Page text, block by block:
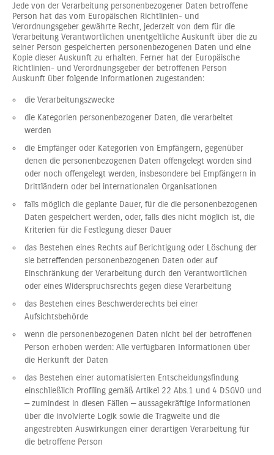
Jede von der Verarbeitung personenbezogener Daten betroffene
Person hat das vom Europäischen Richtlinien- und
Verordnungsgeber gewährte Recht, jederzeit von dem für die
Verarbeitung Verantwortlichen unentgeltliche Auskunft über die zu
seiner Person gespeicherten personenbezogenen Daten und eine
Kopie dieser Auskunft zu erhalten. Ferner hat der Europäische
Richtlinien- und Verordnungsgeber der betroffenen Person
Auskunft über folgende Informationen zugestanden:
die Verarbeitungszwecke
die Kategorien personenbezogener Daten, die verarbeitet
werden
die Empfänger oder Kategorien von Empfängern, gegenüber
denen die personenbezogenen Daten offengelegt worden sind
oder noch offengelegt werden, insbesondere bei Empfängern in
Drittländern oder bei internationalen Organisationen
falls möglich die geplante Dauer, für die die personenbezogenen
Daten gespeichert werden, oder, falls dies nicht möglich ist, die
Kriterien für die Festlegung dieser Dauer
das Bestehen eines Rechts auf Berichtigung oder Löschung der
sie betreffenden personenbezogenen Daten oder auf
Einschränkung der Verarbeitung durch den Verantwortlichen
oder eines Widerspruchsrechts gegen diese Verarbeitung
das Bestehen eines Beschwerderechts bei einer
Aufsichtsbehörde
wenn die personenbezogenen Daten nicht bei der betroffenen
Person erhoben werden: Alle verfügbaren Informationen über
die Herkunft der Daten
das Bestehen einer automatisierten Entscheidungsfindung
einschließlich Profiling gemäß Artikel 22 Abs.1 und 4 DSGVO und
— zumindest in diesen Fällen — aussagekräftige Informationen
über die involvierte Logik sowie die Tragweite und die
angestrebten Auswirkungen einer derartigen Verarbeitung für
die betroffene Person